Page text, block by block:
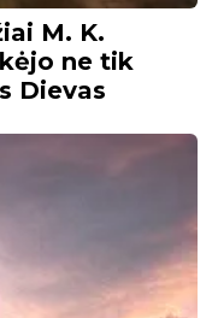
M. K.
ne tik
Dievas